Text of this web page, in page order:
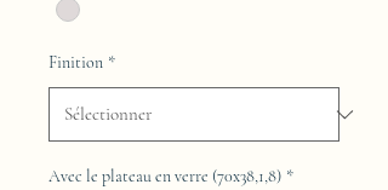
Finition *
Avec le plateau en verre (70x38,1,8) *